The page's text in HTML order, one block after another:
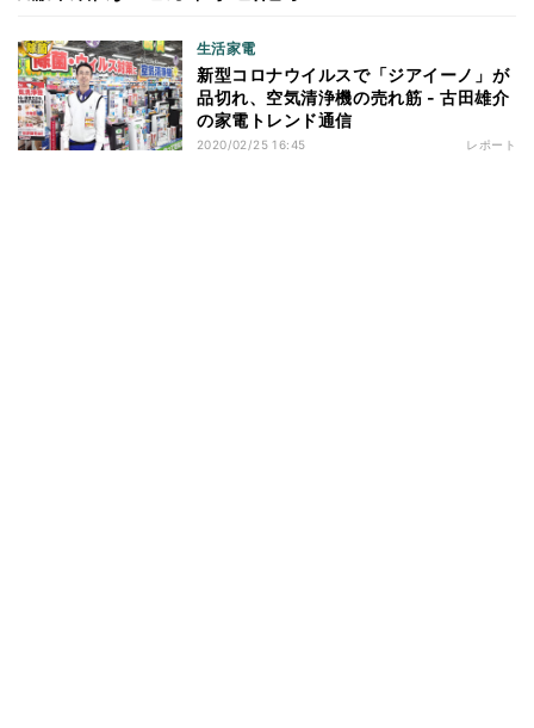
生活家電
新型コロナウイルスで「ジアイーノ」が
品切れ、空気清浄機の売れ筋 - 古田雄介
の家電トレンド通信
2020/02/25 16:45 レポート